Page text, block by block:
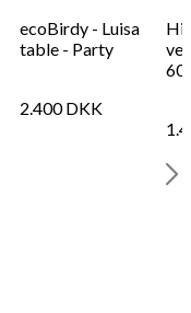
ecoBirdy - Luisa
table - Party
2.400DKK